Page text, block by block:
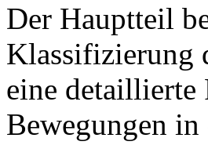
Der Hauptteil
Klassifizierung
eine detaillierte
Bewegungen